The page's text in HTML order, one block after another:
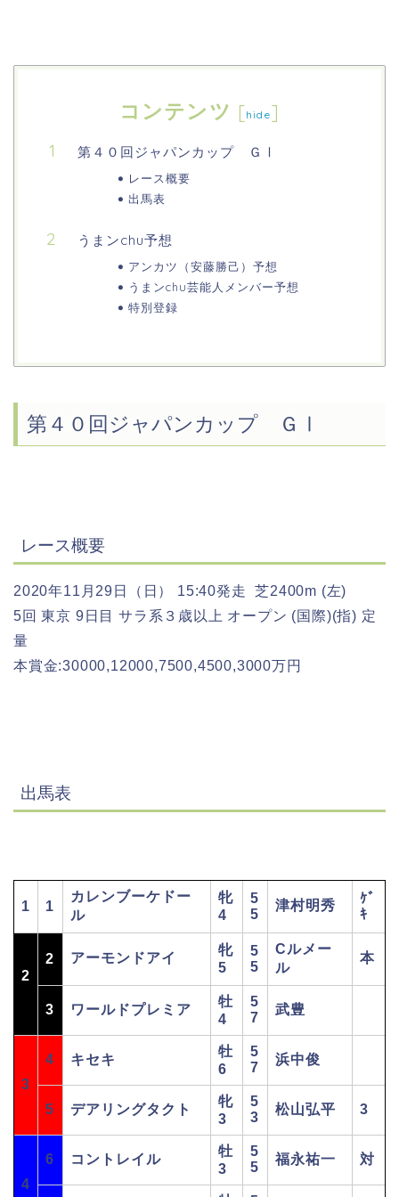
コンテンツ [hide]
第４０回ジャパンカップ ＧⅠ
レース概要
出馬表
うまンchu予想
アンカツ（安藤勝己）予想
うまンchu芸能人メンバー予想
特別登録
第４０回ジャパンカップ ＧⅠ
レース概要
2020年11月29日（日） 15:40発走 芝2400m (左)
5回 東京 9日目 サラ系３歳以上 オープン (国際)(指) 定
量
本賞金:30000,12000,7500,4500,3000万円
出馬表
1 1
カレンブーケドー
ル
牝
4
5
5
津村明秀
ｹﾞ
ｷ
2
2 アーモンドアイ
牝
5
5
5
Cルメー
ル
本
3 ワールドプレミア
牡
4
5
7
武豊
3
4 キセキ
牡
6
5
7
浜中俊
5 デアリングタクト
牝
3
5
3
松山弘平 3
4
6 コントレイル
牡
3
5
5
福永祐一 対